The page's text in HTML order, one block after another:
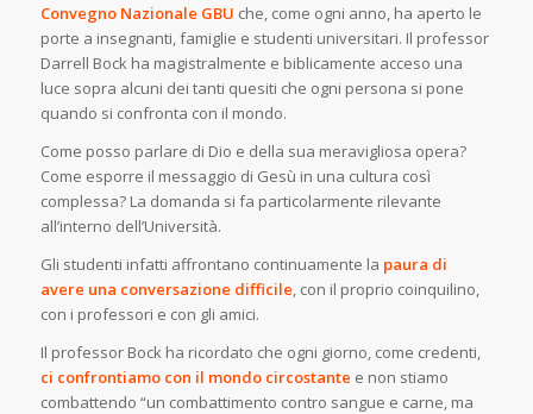
Convegno Nazionale GBU che, come ogni anno, ha aperto le
porte a insegnanti, famiglie e studenti universitari. Il professor
Darrell Bock ha magistralmente e biblicamente acceso una
luce sopra alcuni dei tanti quesiti che ogni persona si pone
quando si confronta con il mondo.
Come posso parlare di Dio e della sua meravigliosa opera?
Come esporre il messaggio di Gesù in una cultura così
complessa? La domanda si fa particolarmente rilevante
all’interno dell’Università.
Gli studenti infatti affrontano continuamente la paura di
avere una conversazione difficile, con il proprio coinquilino,
con i professori e con gli amici.
Il professor Bock ha ricordato che ogni giorno, come credenti,
ci confrontiamo con il mondo circostante e non stiamo
combattendo “un combattimento contro sangue e carne, ma